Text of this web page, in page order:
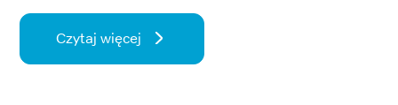
Czytaj więcej